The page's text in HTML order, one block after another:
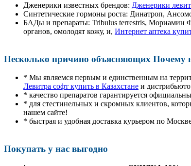
Дженерики известных брендов: Дженерики
Синтетические гормоны роста: Динатроп,
БАДы и препараты: Tribulus terrestris, Мориамин
органов, омолодят кожу, и, Интернет аптека
Несколько причино объясняющих Почему
* Мы являемся первым и единственным на
Левитра софт купить в Казахстане и
* качество препаратов гарантируется
* для стестинельных и скромных клиентов,
нашем сайте!
* быстрая и удобная доставка курьером по
Покупать у нас выгодно